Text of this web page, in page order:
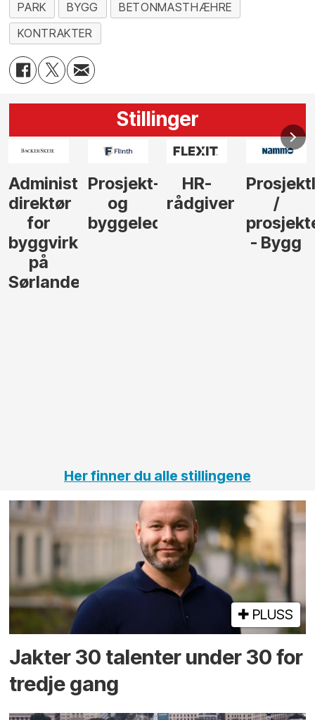
PARK BYGG
BETONMASTHÆHRE
KONTRAKTER
Stillinger
Administrerende
direktør
for
byggvirksomhet
på
Sørlandet
Prosjekt-
og
byggeleder
HR-
rådgiver
/
- Bygg
Her finner du alle stillingene
PLUSS
Jakter 30 talenter under 30 for
tredje gang